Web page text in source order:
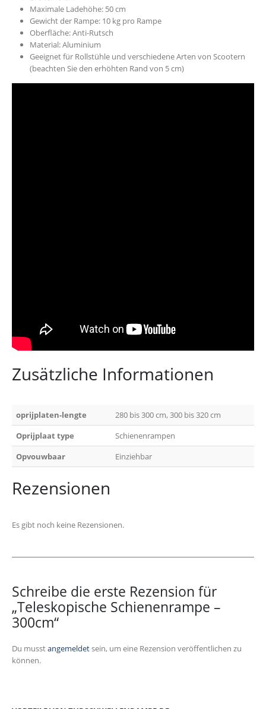
Maximale Ladehöhe: 50 cm
Gewicht der Rampe: 10 kg pro Rampe
Oberfläche: Anti-Rutsch
Material: Aluminium
Geeignet für Rollstühle und verschiedene Arten von Scootern
(beachten Sie den erhöhten Rand von 5 cm)
Zusätzliche Informationen
oprijplaten-lengte
280 bis 300 cm, 300 bis 320 cm
Oprijplaat type
Schienenrampen
Opvouwbaar
Einziehbar
Rezensionen
Es gibt noch keine Rezensionen.
Schreibe die erste Rezension für
„Teleskopische Schienenrampe –
300cm“
Du musstangemeldetsein, um eine Rezension veröffentlichen zu
können.